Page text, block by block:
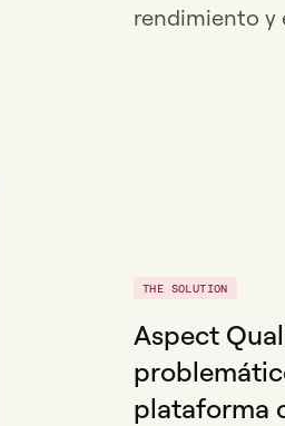
rendimiento y
THE SOLUTION
Aspect
plataforma